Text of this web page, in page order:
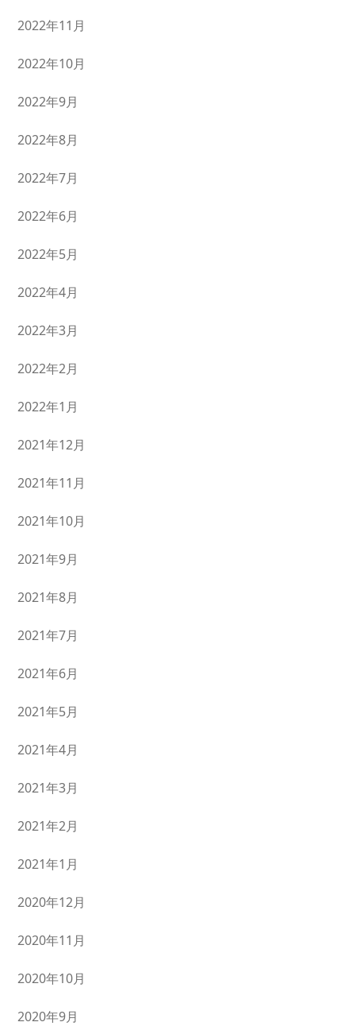
2022年11月
2022年10月
2022年9月
2022年8月
2022年7月
2022年6月
2022年5月
2022年4月
2022年3月
2022年2月
2022年1月
2021年12月
2021年11月
2021年10月
2021年9月
2021年8月
2021年7月
2021年6月
2021年5月
2021年4月
2021年3月
2021年2月
2021年1月
2020年12月
2020年11月
2020年10月
2020年9月